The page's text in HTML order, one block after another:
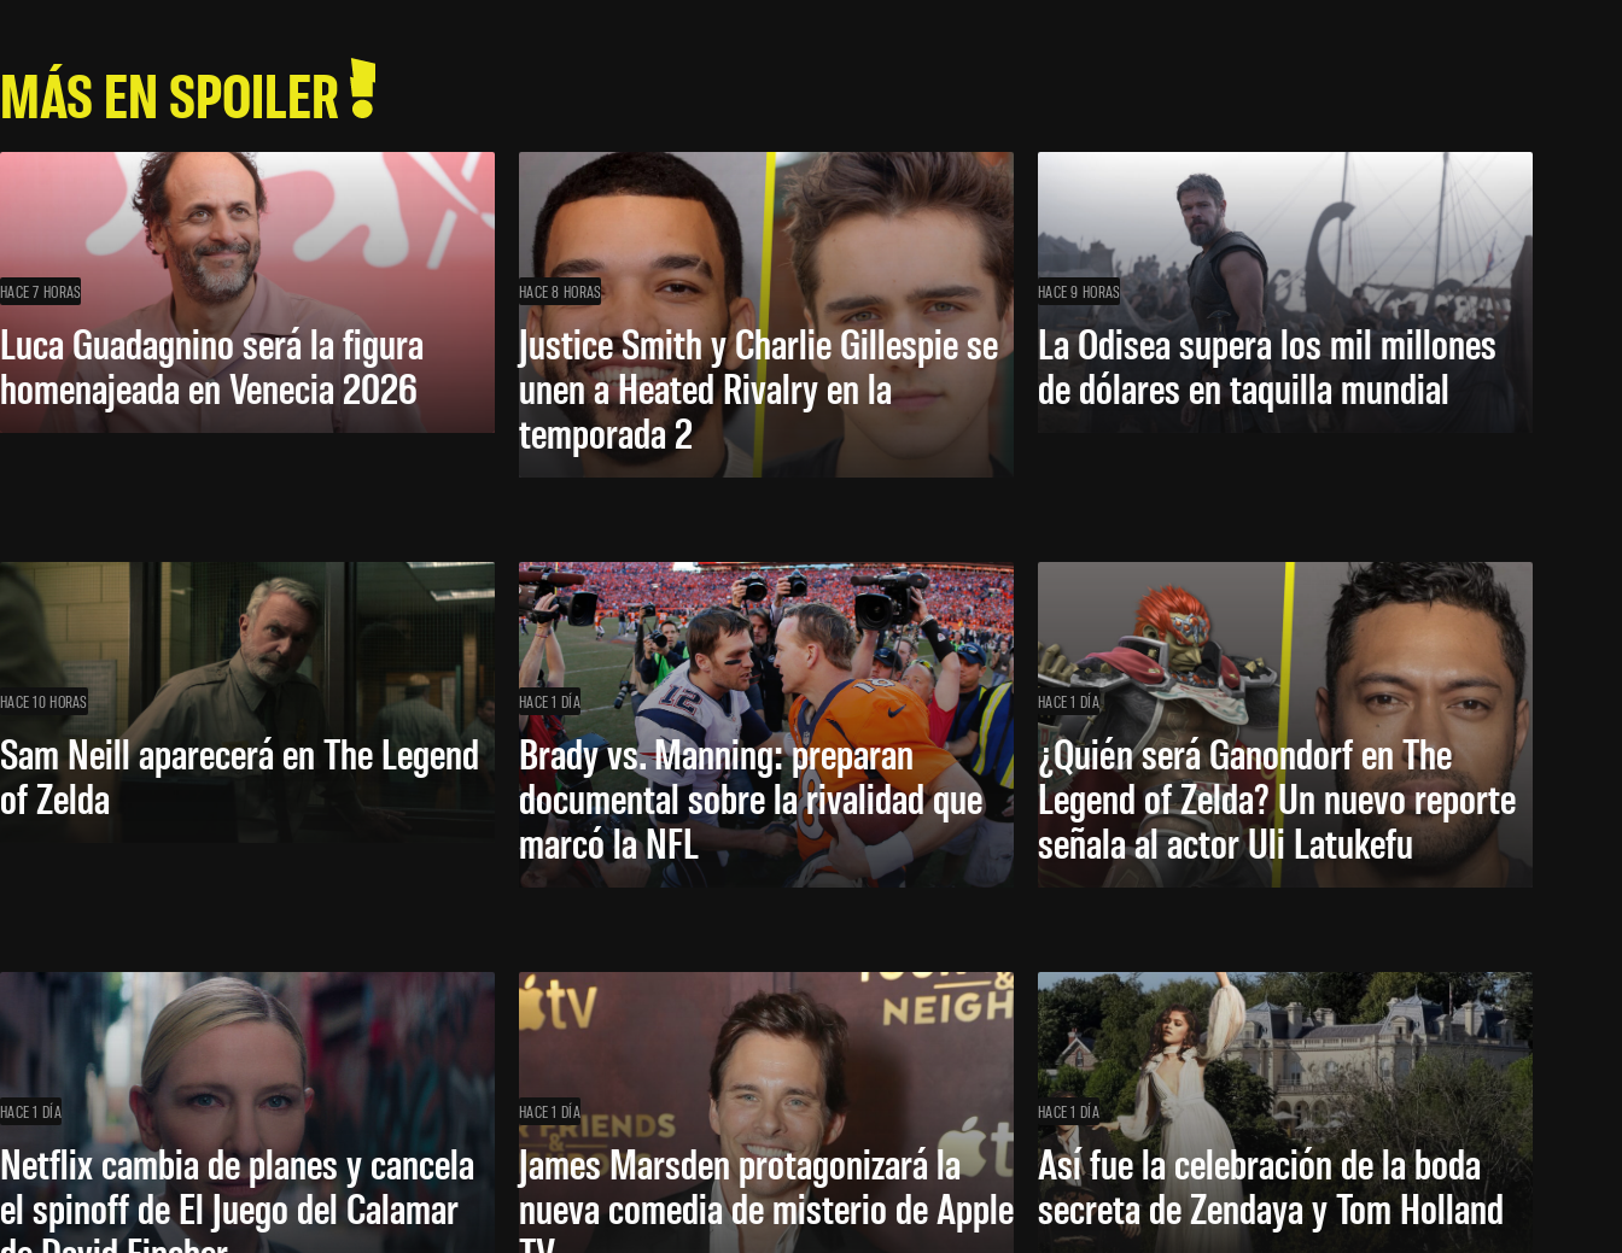
MÁS EN SPOILER
HACE 7 HORAS
Luca Guadagnino será la figura
homenajeada en Venecia 2026
HACE 8 HORAS
Justice Smith y Charlie Gillespie se
unen a Heated Rivalry en la
temporada 2
HACE 9 HORAS
La Odisea supera los mil millones
de dólares en taquilla mundial
HACE 10 HORAS
Sam Neill aparecerá en The Legend
of Zelda
HACE 1 DÍA
Brady vs. Manning: preparan
documental sobre la rivalidad que
marcó la NFL
HACE 1 DÍA
¿Quién será Ganondorf en The
Legend of Zelda? Un nuevo reporte
señala al actor Uli Latukefu
HACE 1 DÍA
Netflix cambia de planes y cancela
el spinoff de El Juego del Calamar
HACE 1 DÍA
James Marsden protagonizará la
nueva comedia de misterio de Apple
HACE 1 DÍA
Así fue la celebración de la boda
secreta de Zendaya y Tom Holland